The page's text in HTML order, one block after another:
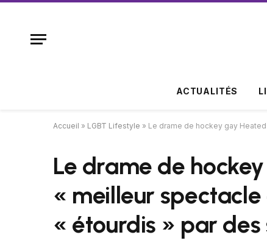
ACTUALITÉS
Accueil » LGBT Lifestyle » Le drame de hockey gay
Le drame de
« meilleur
« étourdis » par